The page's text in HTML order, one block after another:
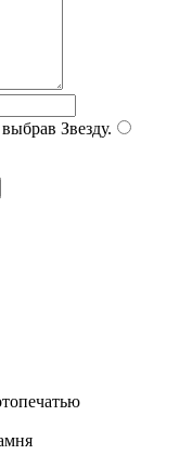
Звезду.